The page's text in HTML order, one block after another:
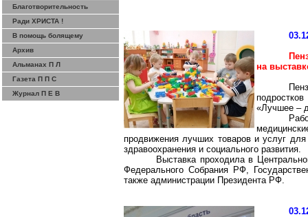
Благотворительность
Ради ХРИСТА !
В помощь болящему
Архив
Альманах П Л
Газета П П С
Журнал П Е В
на
«Лучшее –
продвижения лучших товаров и услуг
здравоохранения и социального развития.
Выставка проходила в
Федерального Собрания РФ,
также администрации Президента РФ.